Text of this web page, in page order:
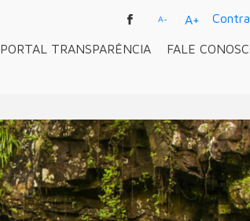
PORTAL TRANSPARÊNCIA FALE
A- A+